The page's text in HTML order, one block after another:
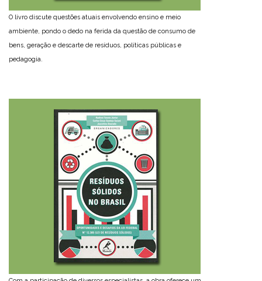
O livro discute questões atuais envolvendo ensino e meio
ambiente, pondo o dedo na ferida da questão de consumo de
bens, geração e descarte de resíduos, políticas públicas e
pedagogia.